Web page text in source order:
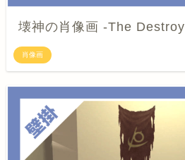
肖像画
壊神の肖像画 -The